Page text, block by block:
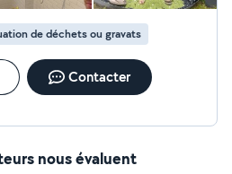
de déchets ou gravats
Contacter
nous évaluent